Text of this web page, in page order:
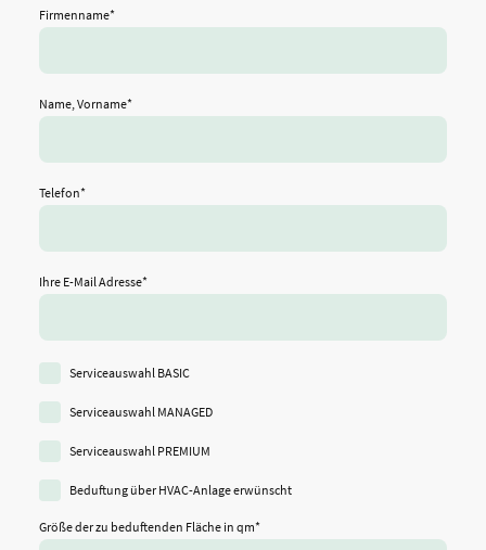
Firmenname*
Name, Vorname*
Telefon*
Ihre E-Mail Adresse*
Serviceauswahl BASIC
Serviceauswahl MANAGED
Serviceauswahl PREMIUM
Beduftung über HVAC-Anlage erwünscht
Größe der zu beduftenden Fläche in qm*